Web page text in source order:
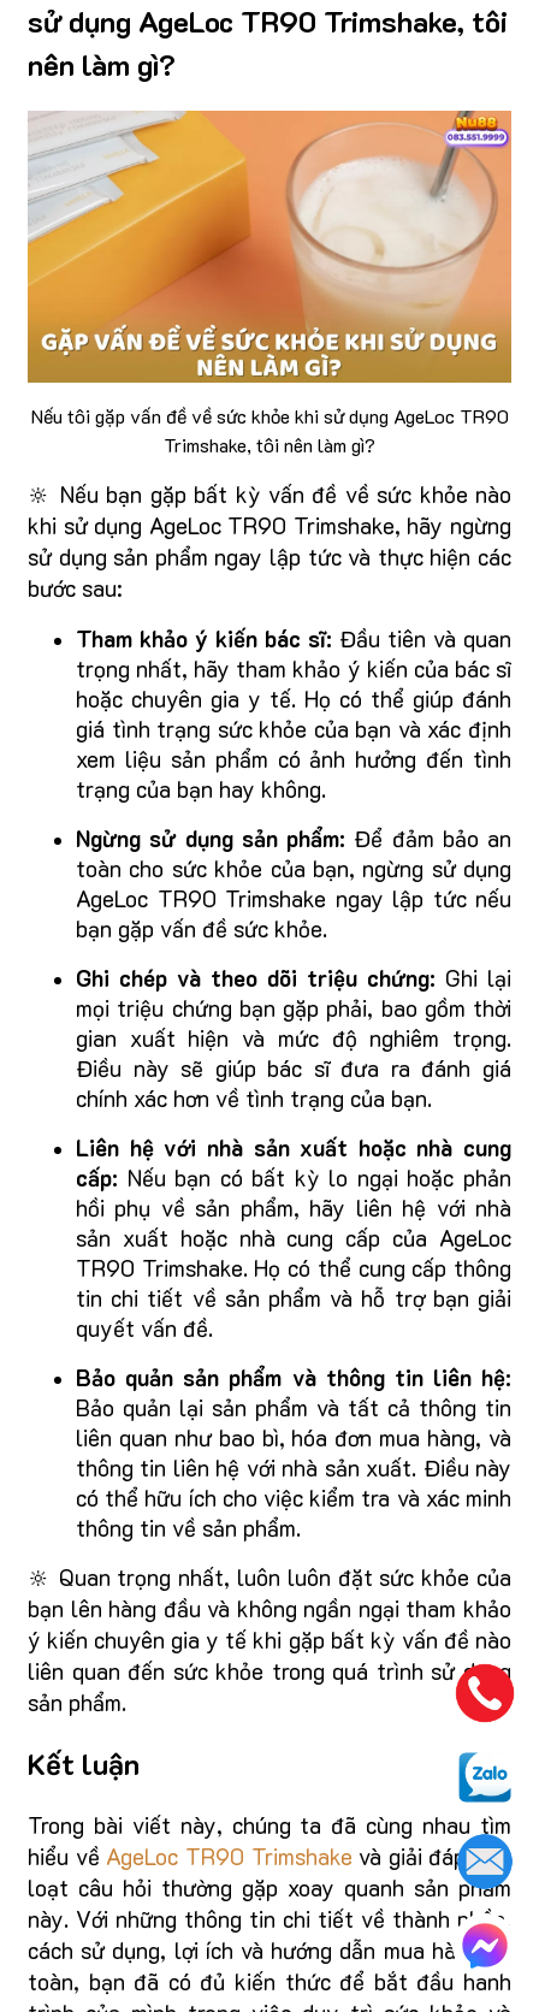
sử dụng AgeLoc TR90 Trimshake, tôi
nên làm gì?
Nếu tôi gặp vấn đề về sức khỏe khi sử dụng AgeLoc TR90
Trimshake, tôi nên làm gì?
🔆 Nếu bạn gặp bất kỳ vấn đề về sức khỏe nào
khi sử dụng AgeLoc TR90 Trimshake, hãy ngừng
sử dụng sản phẩm ngay lập tức và thực hiện các
bước sau:
Tham khảo ý kiến bác sĩ: Đầu tiên và quan
trọng nhất, hãy tham khảo ý kiến của bác sĩ
hoặc chuyên gia y tế. Họ có thể giúp đánh
giá tình trạng sức khỏe của bạn và xác định
xem liệu sản phẩm có ảnh hưởng đến tình
trạng của bạn hay không.
Ngừng sử dụng sản phẩm: Để đảm bảo an
toàn cho sức khỏe của bạn, ngừng sử dụng
AgeLoc TR90 Trimshake ngay lập tức nếu
bạn gặp vấn đề sức khỏe.
Ghi chép và theo dõi triệu chứng: Ghi lại
mọi triệu chứng bạn gặp phải, bao gồm thời
gian xuất hiện và mức độ nghiêm trọng.
Điều này sẽ giúp bác sĩ đưa ra đánh giá
chính xác hơn về tình trạng của bạn.
Liên hệ với nhà sản xuất hoặc nhà cung
cấp: Nếu bạn có bất kỳ lo ngại hoặc phản
hồi phụ về sản phẩm, hãy liên hệ với nhà
sản xuất hoặc nhà cung cấp của AgeLoc
TR90 Trimshake. Họ có thể cung cấp thông
tin chi tiết về sản phẩm và hỗ trợ bạn giải
quyết vấn đề.
Bảo quản sản phẩm và thông tin liên hệ:
Bảo quản lại sản phẩm và tất cả thông tin
liên quan như bao bì, hóa đơn mua hàng, và
thông tin liên hệ với nhà sản xuất. Điều này
có thể hữu ích cho việc kiểm tra và xác minh
thông tin về sản phẩm.
🔆 Quan trọng nhất, luôn luôn đặt sức khỏe của
bạn lên hàng đầu và không ngần ngại tham khảo
ý kiến chuyên gia y tế khi gặp bất kỳ vấn đề nào
liên quan đến sức khỏe trong quá trình sử dụng
sản phẩm.
Kết luận
Trong bài viết này, chúng ta đã cùng nhau tìm
hiểu về AgeLoc TR90 Trimshake và giải đáp một
loạt câu hỏi thường gặp xoay quanh sản phẩm
này. Với những thông tin chi tiết về thành phần,
cách sử dụng, lợi ích và hướng dẫn mua hàng an
toàn, bạn đã có đủ kiến thức để bắt đầu hành